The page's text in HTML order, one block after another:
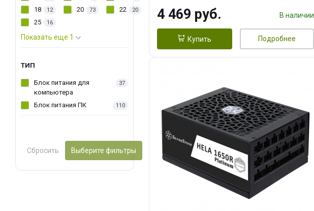
18 12 20 73 22 20
25 16
Показать еще 1
ТИП
Блок питания для
компьютера
37
Блок питания ПК 110
Сбросить Выберите фильтры
4 469 руб. В наличии
Купить Подробнее